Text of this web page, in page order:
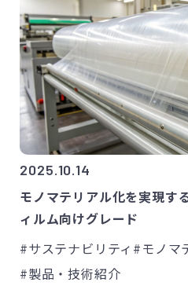
2025.10.14
モノマテリアル化を実現す
ィルム向けグレード
#サステナビリティ #モノマ
#製品・技術紹介